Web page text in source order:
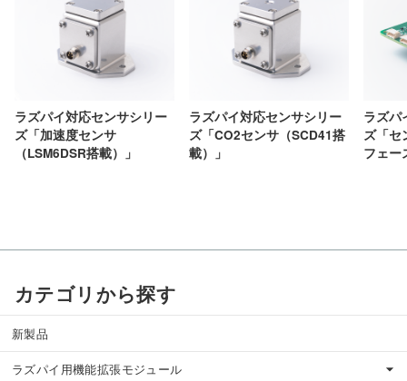
ラズパイ対応センサシリー
ズ「加速度センサ
（LSM6DSR搭載）」
ラズパイ対応センサシリー
ズ「CO2センサ（SCD41搭
載）」
ラズパ
ズ「セ
フェー
カテゴリから探す
新製品
ラズパイ用機能拡張モジュール